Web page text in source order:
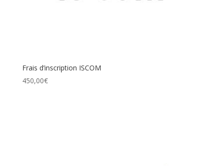
Frais d’inscription ISCOM
450,00€